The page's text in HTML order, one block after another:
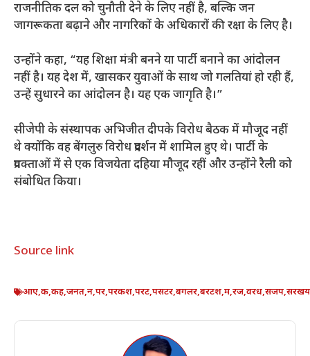
राजनीतिक दल को चुनौती देने के लिए नहीं है, बल्कि जन
जागरूकता बढ़ाने और नागरिकों के अधिकारों की रक्षा के लिए है।
उन्होंने कहा, “यह शिक्षा मंत्री बनने या पार्टी बनाने का आंदोलन
नहीं है। यह देश में, खासकर युवाओं के साथ जो गलतियां हो रही हैं,
उन्हें सुधारने का आंदोलन है। यह एक जागृति है।”
सीजेपी के संस्थापक अभिजीत दीपके विरोध बैठक में मौजूद नहीं
थे क्योंकि वह बेंगलुरु विरोध प्रदर्शन में शामिल हुए थे। पार्टी के
प्रवक्ताओं में से एक विजयेता दहिया मौजूद रहीं और उन्होंने रैली को
संबोधित किया।
Source link
आए,क,कह,जनत,न,पर,परकश,परट,पसटर,बगलर,बरटश,म,रज,वरध,सजप,सरखय